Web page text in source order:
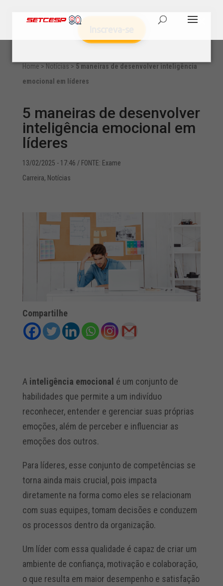
Home > Notícias > 5 maneiras de desenvolver inteligência
emocional em líderes
5 maneiras de desenvolver
inteligência emocional em
líderes
13/02/2025 - 17:46 / FONTE: Exame
Carreira, Notícias
Compartilhe
A inteligência emocional é um conjunto de
habilidades que permite a um indivíduo
reconhecer, entender e gerenciar suas próprias
emoções, além de perceber e influenciar as
emoções dos outros.
Para líderes, esse conjunto de competências se
torna ainda mais crucial, pois impacta
diretamente na forma como eles se relacionam
com suas equipes, tomam decisões e conduzem
os processos dentro da organização.
Um líder com essa qualidade é capaz de criar um
ambiente de confiança, motivação e colaboração,
o que resulta em maior desempenho e satisfação